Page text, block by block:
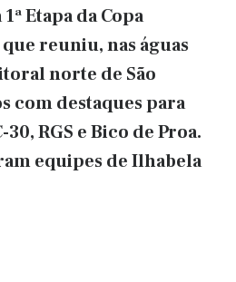
Etapa da Copa
reuniu, nas águas
norte de São
com destaques para
30, RGS e Bico de Proa.
equipes de Ilhabela